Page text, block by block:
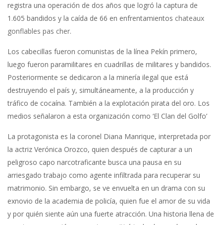
registra una operación de dos años que logró la captura de
1.605 bandidos y la caída de 66 en enfrentamientos chateaux
gonflables pas cher.
Los cabecillas fueron comunistas de la línea Pekín primero,
luego fueron paramilitares en cuadrillas de militares y bandidos.
Posteriormente se dedicaron a la minería ilegal que está
destruyendo el país y, simultáneamente, a la producción y
tráfico de cocaína. También a la explotación pirata del oro. Los
medios señalaron a esta organización como ‘El Clan del Golfo’
La protagonista es la coronel Diana Manrique, interpretada por
la actriz Verónica Orozco, quien después de capturar a un
peligroso capo narcotraficante busca una pausa en su
arriesgado trabajo como agente infiltrada para recuperar su
matrimonio. Sin embargo, se ve envuelta en un drama con su
exnovio de la academia de policía, quien fue el amor de su vida
y por quién siente aún una fuerte atracción. Una historia llena de